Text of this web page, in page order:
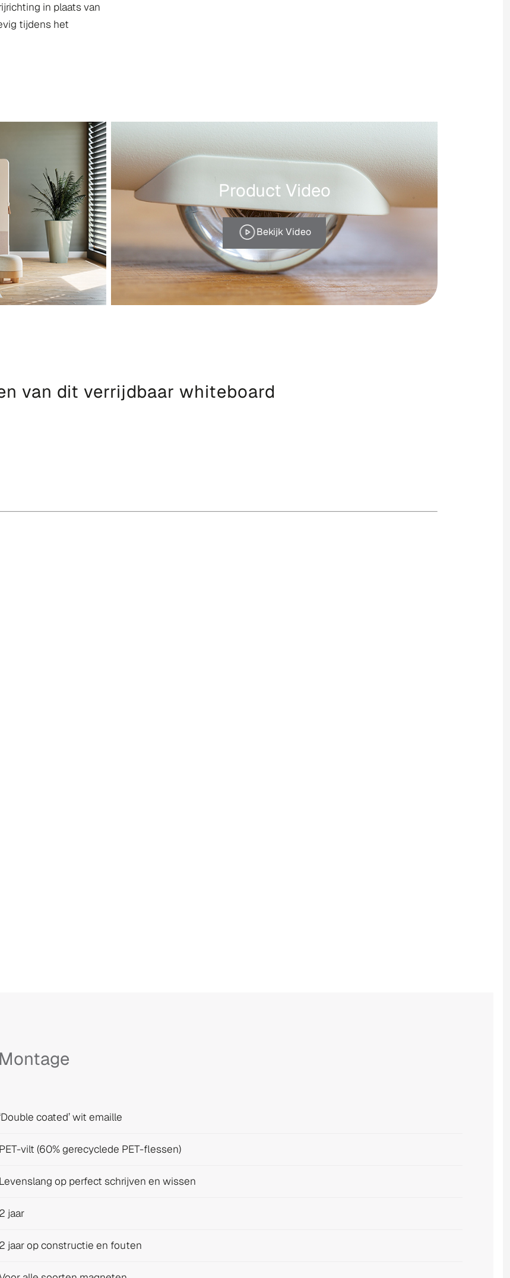
in plaats van
tijdens het
Product Video
Bekijk Video
van dit verrijdbaar whiteboard
Montage
coated’ wit emaille
PET-vilt (60% gerecyclede PET-flessen)
Levenslang op perfect schrijven en wissen
2 jaar
2 jaar op constructie en fouten